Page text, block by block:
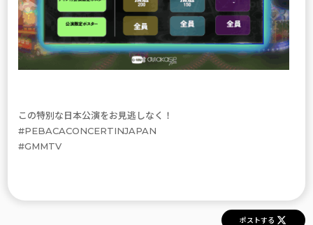
この特別な日本公演をお見逃しなく！
#PEBACACONCERTINJAPAN
#GMMTV
ポストする